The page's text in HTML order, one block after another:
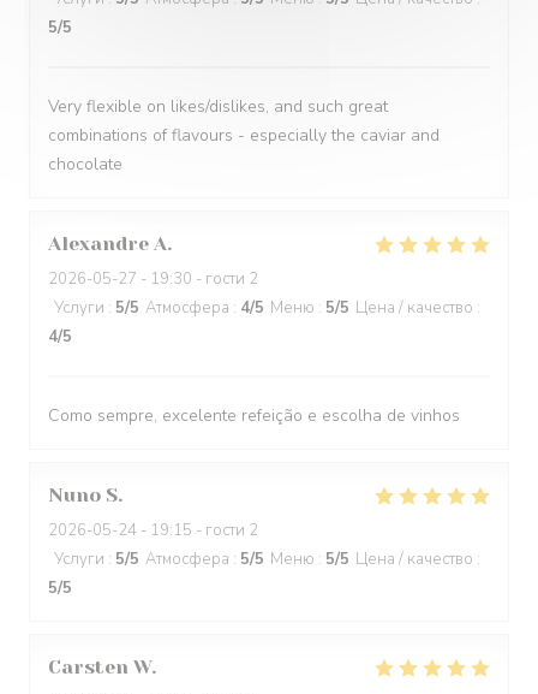
5/5
Very flexible on likes/dislikes, and such great
combinations of flavours - especially the caviar and
chocolate
Alexandre A
2026-05-27 - 19:30 - гости 2
Услуги : 5/5 Атмосфера : 4/5 Меню : 5/5 Цена / качество :
4/5
Como sempre, excelente refeição e escolha de vinhos
Nuno S
2026-05-24 - 19:15 - гости 2
Услуги : 5/5 Атмосфера : 5/5 Меню : 5/5 Цена / качество :
5/5
Carsten W